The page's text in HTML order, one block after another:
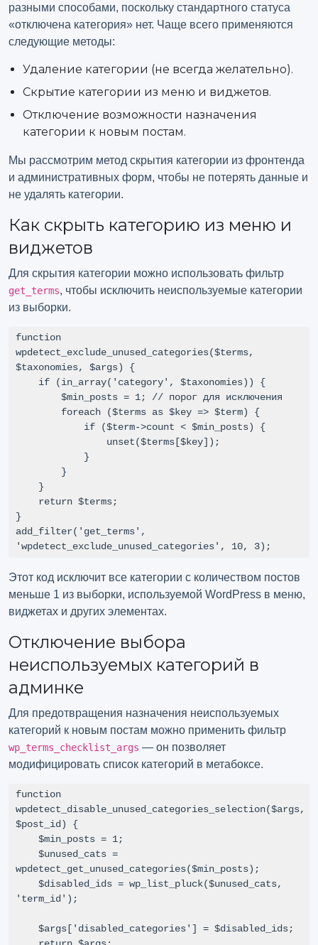
разными способами, поскольку стандартного статуса
«отключена категория» нет. Чаще всего применяются
следующие методы:
Удаление категории (не всегда желательно).
Скрытие категории из меню и виджетов.
Отключение возможности назначения
категории к новым постам.
Мы рассмотрим метод скрытия категории из фронтенда
и административных форм, чтобы не потерять данные и
не удалять категории.
Как скрыть категорию из меню и
виджетов
Для скрытия категории можно использовать фильтр
get_terms, чтобы исключить неиспользуемые категории
из выборки.
function
wpdetect_exclude_unused_categories($terms,
$taxonomies, $args) {
}
add_filter('get_terms',
'wpdetect_exclude_unused_categories', 10, 3);
Этот код исключит все категории с количеством постов
меньше 1 из выборки, используемой WordPress в меню,
виджетах и других элементах.
Отключение выбора
неиспользуемых категорий в
админке
Для предотвращения назначения неиспользуемых
категорий к новым постам можно применить фильтр
wp_terms_checklist_args — он позволяет
модифицировать список категорий в метабоксе.
function
wpdetect_disable_unused_categories_selection($args,
$post_id) {
wpdetect_get_unused_categories($min_posts);
'term_id');